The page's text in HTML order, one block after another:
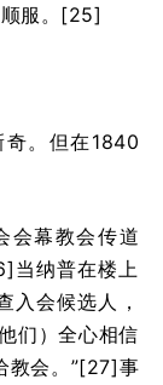
顺服。[25]
。但在1840
会幕教会传道
当纳普在楼上
入会候选人，
们）全心相信
教会。”[27]事